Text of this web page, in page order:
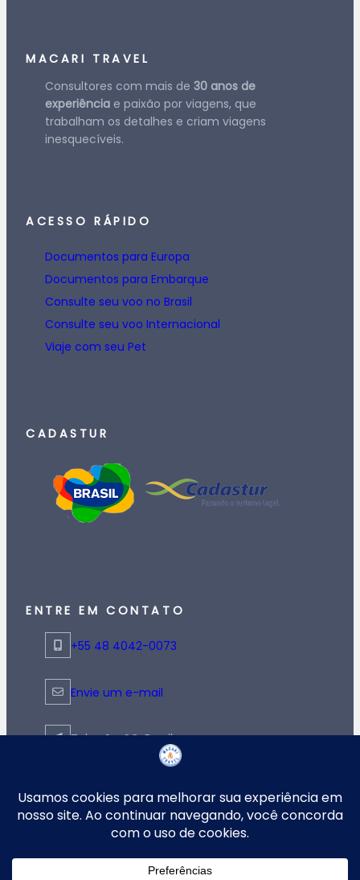
MACARI TRAVEL
Consultores com mais de 30 anos de
experiência e paixão por viagens, que
trabalham os detalhes e criam viagens
inesquecíveis.
ACESSO RÁPIDO
Documentos para Europa
Documentos para Embarque
Consulte seu voo no Brasil
Consulte seu voo Internacional
Viaje com seu Pet
CADASTUR
ENTRE EM CONTATO
+55 48 4042-0073
Envie um e-mail
Tubarão, SC, Brasil
Todos os direitos reservados